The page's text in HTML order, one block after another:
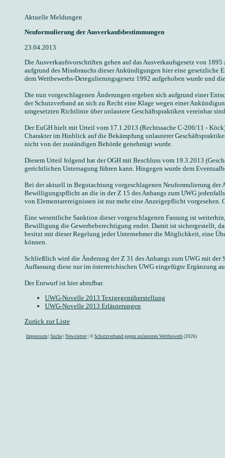
Aktuelle Meldungen
Neuformulierung der Ausverkaufsbestimmungen
23.04.2013
Die Ausverkaufsvorschriften gehen auf das Ausverkaufsgesetz von
aufgrund des Missbrauchs dieser Ankündigungen hier eine gesetzliche
dem Wettbewerbs-Deregulierungsgesetz 1992 aufgehoben wurde und
Die nun vorgeschlagenen Änderungen ergeben sich aufgrund einer
der Schutzverband an sich zu Recht eine Klage wegen einer
umgesetzten Richtlinie über unlautere Geschäftspraktiken vereinbar
Der EuGH hielt mit Urteil vom 17.1.2013 (Rechtssache C-206/11 -
Charakter im Hinblick auf die Bekämpfung unlauterer
nicht von der zuständigen Behörde genehmigt wurde.
Diesem Urteil folgend hat der OGH mit Beschluss vom 19.3.2013
gerichtlichen Untersagung führen kann. Hingegen wurde dem
Bei der aktuell in Begutachtung vorgeschlagenen Neuformulierung der
Bewilligungspflicht an die in der Z 15 des Anhangs zum UWG
von Elementarereignissen ist nur mehr eine Anzeigepflicht
Eine wesentliche Sanktion dieser vorgeschlagenen Fassung ist
Bewilligung die Gewerbeberechtigung endet. Damit ist sichergestellt,
besitzt mit dieser Regelung jeder Unternehmer die Möglichkeit, eine
können.
Schließlich wird die Änderung der Z 31 des Anhangs zum UWG mit der
Auffassung diese nur im österreichischen UWG eingefügte Ergänzung
Der Entwurf ist hier abrufbar.
UWG-Novelle 2013 Textgegenüberstellung
UWG-Novelle 2013 Erläuterungen
Zurück zur Liste
Impressum Suche Newsletter | © Schutzverband gegen unlauteren Wettbewerb (2026)